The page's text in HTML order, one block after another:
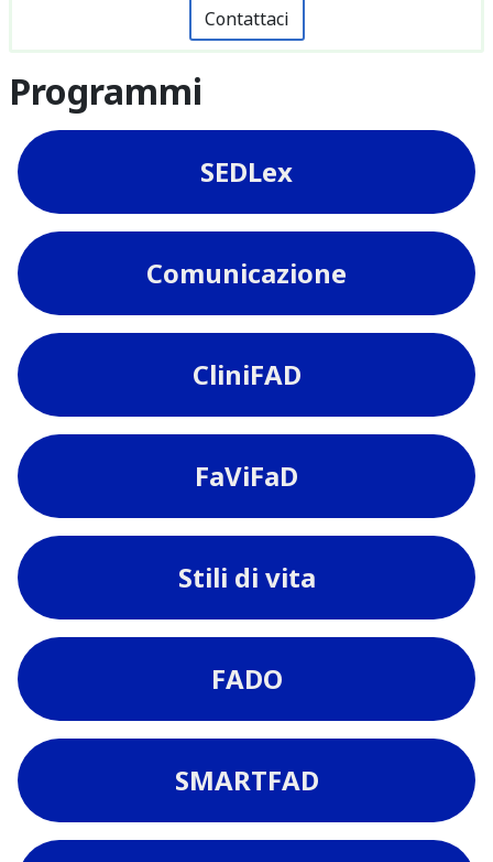
Contattaci
Programmi
SEDLex
Comunicazione
CliniFAD
FaViFaD
Stili di vita
FADO
SMARTFAD